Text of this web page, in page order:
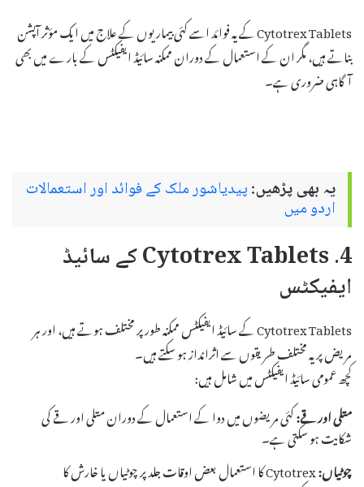
Cytotrex Tablets کے یہ فوائد اسے کئی بیماریوں کے علاج میں ایک مؤثر آپشن
بناتے ہیں، مگر ان کے استعمال کے دوران ممکنہ سائیڈ ایفیکٹس کے بارے میں بھی
آگاہی ضروری ہے۔
یہ بھی پڑھیں:پیدیاشور ملک کے فوائد اور استعمالات
اردو میں
4. Cytotrex Tablets کے سائیڈ
ایفیکٹس
Cytotrex Tablets کے سائیڈ ایفیکٹس ممکنہ طور پر مختلف ہوتے ہیں، اور ہر
مریض پر یہ مختلف طریقوں سے اثرانداز ہو سکتے ہیں۔
کچھ عمومی سائیڈ ایفیکٹس میں شامل ہیں:
متلی اور قے:کئی مریضوں میں دوا کے استعمال کے دوران متلی اور قے کی
شکایت ہو سکتی ہے۔
چوٹیاں:
Cytotrex کا استعمال بعض اوقات جلد پر چوٹیاں یا خارش کا